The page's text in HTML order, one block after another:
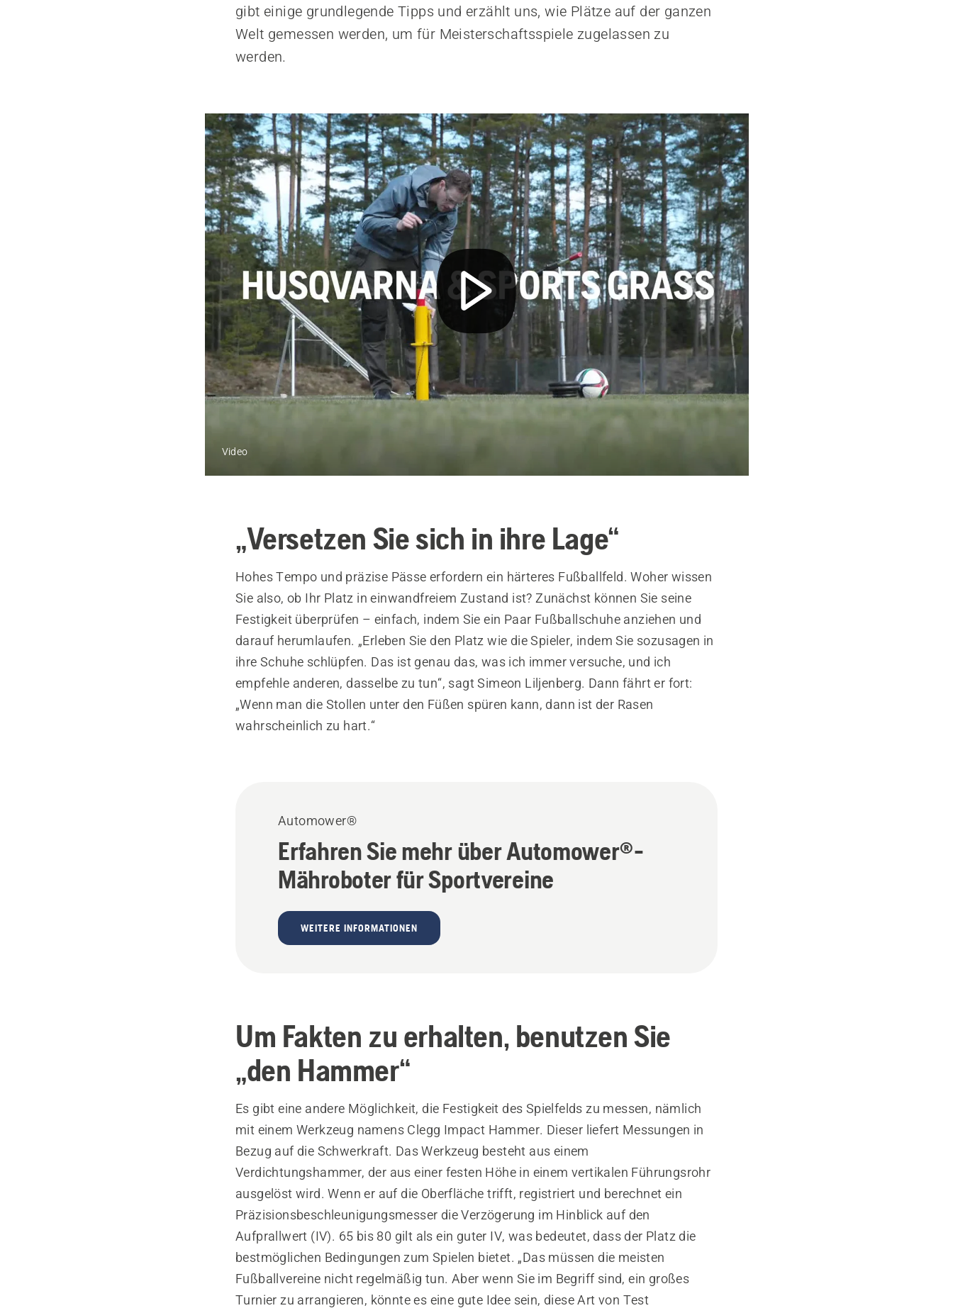
gibt einige grundlegende Tipps und erzählt uns, wie Plätze auf der ganzen
Welt gemessen werden, um für Meisterschaftsspiele zugelassen zu
werden.
Video
„Versetzen Sie sich in ihre Lage“
Hohes Tempo und präzise Pässe erfordern ein härteres Fußballfeld. Woher wissen
Sie also, ob Ihr Platz in einwandfreiem Zustand ist? Zunächst können Sie seine
Festigkeit überprüfen – einfach, indem Sie ein Paar Fußballschuhe anziehen und
darauf herumlaufen. „Erleben Sie den Platz wie die Spieler, indem Sie sozusagen in
ihre Schuhe schlüpfen. Das ist genau das, was ich immer versuche, und ich
empfehle anderen, dasselbe zu tun“, sagt Simeon Liljenberg. Dann fährt er fort:
„Wenn man die Stollen unter den Füßen spüren kann, dann ist der Rasen
wahrscheinlich zu hart.“
Automower®
Erfahren Sie mehr über Automower®-
Mähroboter für Sportvereine
WEITERE INFORMATIONEN
Um Fakten zu erhalten, benutzen Sie
„den Hammer“
Es gibt eine andere Möglichkeit, die Festigkeit des Spielfelds zu messen, nämlich
mit einem Werkzeug namens Clegg Impact Hammer. Dieser liefert Messungen in
Bezug auf die Schwerkraft. Das Werkzeug besteht aus einem
Verdichtungshammer, der aus einer festen Höhe in einem vertikalen Führungsrohr
ausgelöst wird. Wenn er auf die Oberfläche trifft, registriert und berechnet ein
Präzisionsbeschleunigungsmesser die Verzögerung im Hinblick auf den
Aufprallwert (IV). 65 bis 80 gilt als ein guter IV, was bedeutet, dass der Platz die
bestmöglichen Bedingungen zum Spielen bietet. „Das müssen die meisten
Fußballvereine nicht regelmäßig tun. Aber wenn Sie im Begriff sind, ein großes
Turnier zu arrangieren, könnte es eine gute Idee sein, diese Art von Test